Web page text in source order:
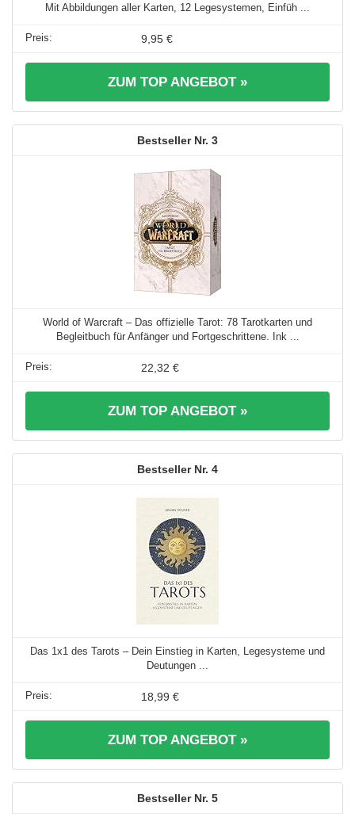
Mit Abbildungen aller Karten, 12 Legesystemen, Einfüh ...
9,95 €
ZUM TOP ANGEBOT »
3
World of Warcraft – Das offizielle Tarot: 78 Tarotkarten und
Begleitbuch für Anfänger und Fortgeschrittene. Ink ...
22,32 €
ZUM TOP ANGEBOT »
4
Das 1x1 des Tarots – Dein Einstieg in Karten, Legesysteme und
Deutungen ...
18,99 €
ZUM TOP ANGEBOT »
5